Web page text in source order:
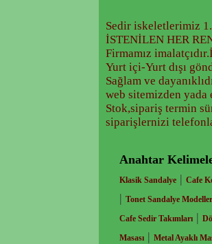
Sedir iskeletlerimiz
İSTENİLEN HER
Firmamız
Yurt içi-Yurt dışı
Sağlam ve
web sitemizden
Stok,sipariş termin
siparişlernizi
Anahtar
Klasik Sandalye | Cafe
| Tonet Sandalye
Cafe Sedir Takımları |
Masası | Metal Ayaklı